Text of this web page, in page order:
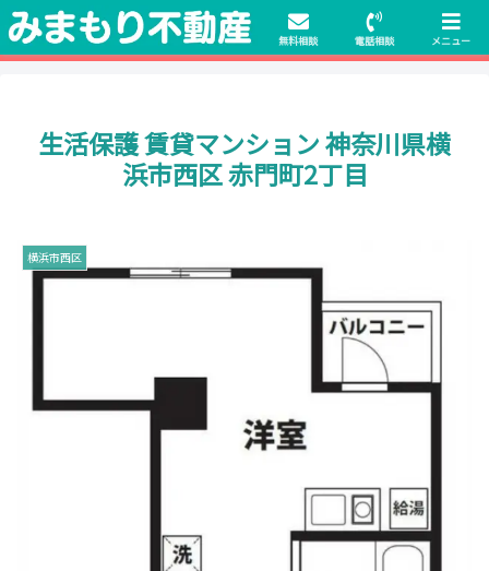
初期費用無料物件や保証人不要の物件も豊富にご用意！相談料無料でも申
請・手続きサポート付き！
生活保護 賃貸マンション 神奈川県横
浜市西区 赤門町2丁目
横浜市西区
無料相談 電話相談 メニュー